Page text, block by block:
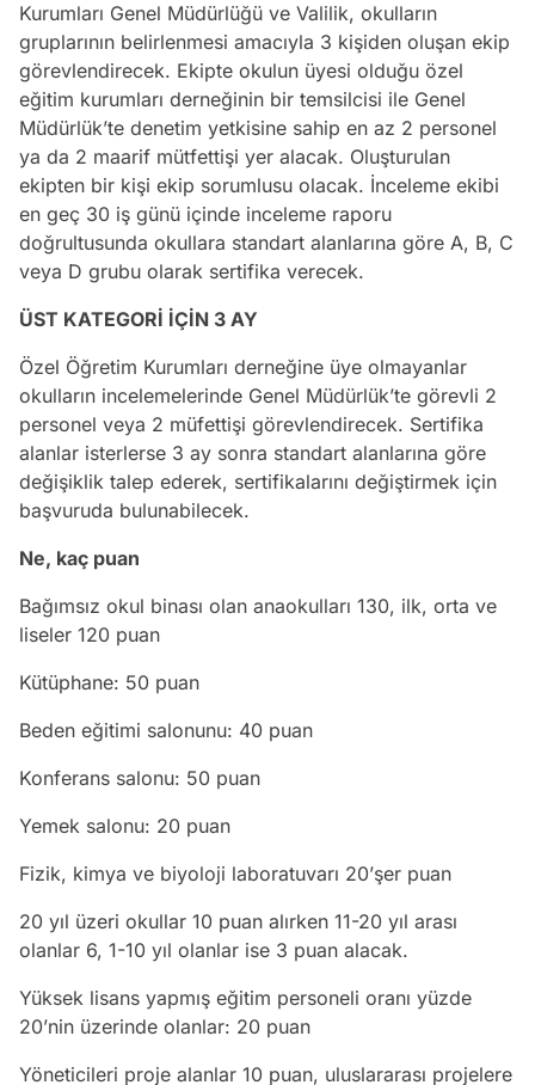
Kurumları Genel Müdürlüğü ve Valilik, okulların
gruplarının belirlenmesi amacıyla 3 kişiden oluşan ekip
görevlendirecek. Ekipte okulun üyesi olduğu özel
eğitim kurumları derneğinin bir temsilcisi ile Genel
Müdürlük’te denetim yetkisine sahip en az 2 personel
ya da 2 maarif mütfettişi yer alacak. Oluşturulan
ekipten bir kişi ekip sorumlusu olacak. İnceleme ekibi
en geç 30 iş günü içinde inceleme raporu
doğrultusunda okullara standart alanlarına göre A, B, C
veya D grubu olarak sertifika verecek.
ÜST KATEGORİ İÇİN 3 AY
Özel Öğretim Kurumları derneğine üye olmayanlar
okulların incelemelerinde Genel Müdürlük’te görevli 2
personel veya 2 müfettişi görevlendirecek. Sertifika
alanlar isterlerse 3 ay sonra standart alanlarına göre
değişiklik talep ederek, sertifikalarını değiştirmek için
başvuruda bulunabilecek.
Ne, kaç puan
Bağımsız okul binası olan anaokulları 130, ilk, orta ve
liseler 120 puan
Kütüphane: 50 puan
Beden eğitimi salonunu: 40 puan
Konferans salonu: 50 puan
Yemek salonu: 20 puan
Fizik, kimya ve biyoloji laboratuvarı 20’şer puan
20 yıl üzeri okullar 10 puan alırken 11-20 yıl arası
olanlar 6, 1-10 yıl olanlar ise 3 puan alacak.
Yüksek lisans yapmış eğitim personeli oranı yüzde
20’nin üzerinde olanlar: 20 puan
Yöneticileri proje alanlar 10 puan, uluslararası projelere